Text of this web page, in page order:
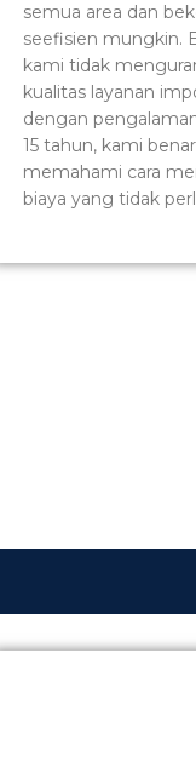
semua area dan
seefisien mungkin.
kami tidak
kualitas layanan
dengan
15 tahun, kami
memahami cara
biaya yang tidak